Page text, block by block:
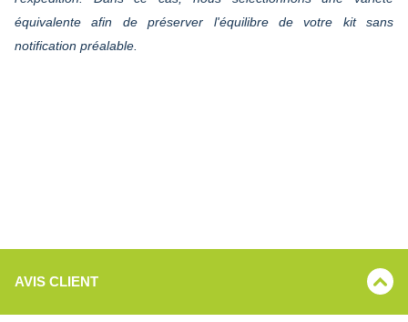
équivalente afin de préserver l'équilibre de votre kit sans
notification préalable.
AVIS CLIENT